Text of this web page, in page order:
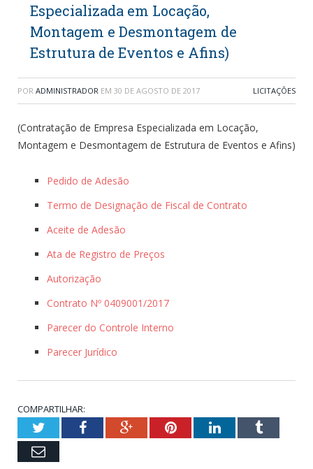
Especializada em Locação,
Montagem e Desmontagem de
Estrutura de Eventos e Afins)
POR ADMINISTRADOR EM 30 DE AGOSTO DE 2017 LICITAÇÕES
(Contratação de Empresa Especializada em Locação,
Montagem e Desmontagem de Estrutura de Eventos e Afins)
Pedido de Adesão
Termo de Designação de Fiscal de Contrato
Aceite de Adesão
Ata de Registro de Preços
Autorização
Contrato Nº 0409001/2017
Parecer do Controle Interno
Parecer Jurídico
COMPARTILHAR:
TwitterFacebookGoogle+PinterestLinkedInTumblr
Email